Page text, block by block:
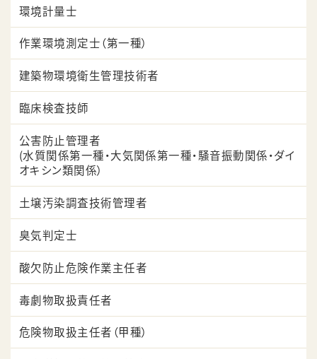
環境計量士
作業環境測定士（第一種）
建築物環境衛生管理技術者
臨床検査技師
公害防止管理者
(水質関係第一種・大気関係第一種・騒音振動関係・ダイ
オキシン類関係）
土壌汚染調査技術管理者
臭気判定士
酸欠防止危険作業主任者
毒劇物取扱責任者
危険物取扱主任者（甲種）